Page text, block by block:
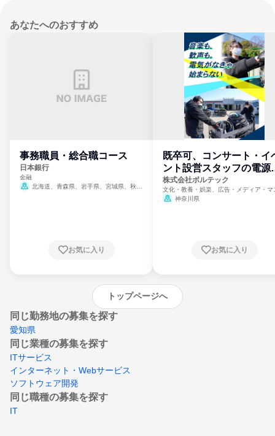
あなたへのおすすめ
事務職員・総合職コース
日本銀行
金融
北海道、青森県、岩手県、宮城県、秋田
崎県、熊本県、大分県、宮崎県、鹿児島県、
お気に入り
既卒可、コンサート・イ
ント設営スタッフの電源
門
株式会社ボルテック
文化・教養・娯楽、広告・メディア・マ
ミ、電力・ガス・水道・エネルギー
神奈川県
お気に入り
トップページへ
同じ勤務地の募集を探す
愛知県
同じ業種の募集を探す
ITサービス
インターネット・Webサービス
ソフトウェア開発
同じ職種の募集を探す
IT